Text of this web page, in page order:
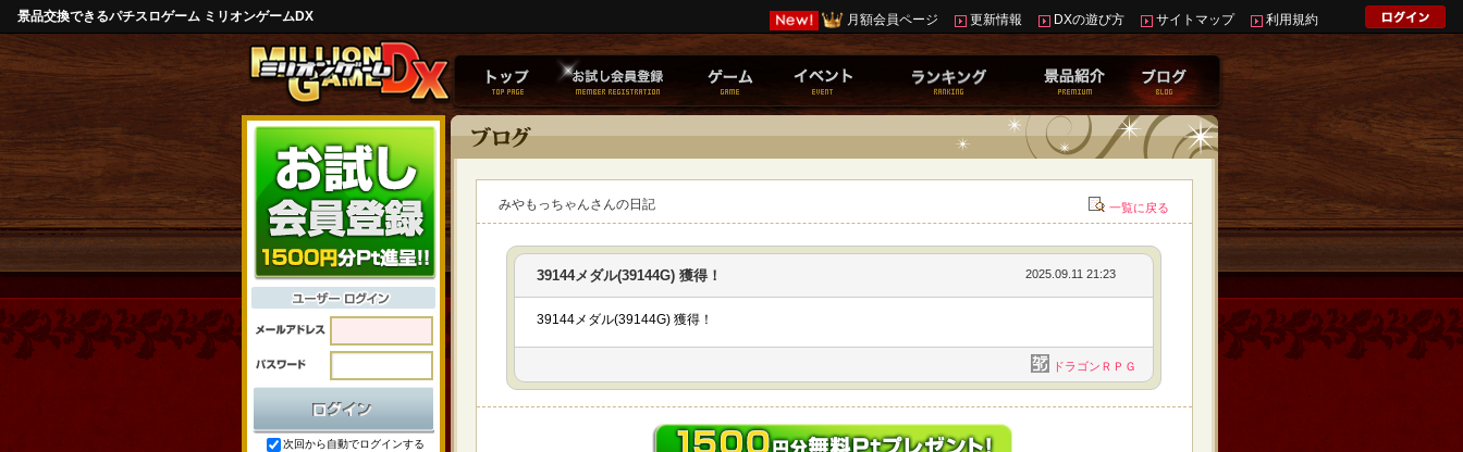
景品交換できるパチスロゲーム ミリオンゲームDX 月額会員ページ 更新情報 DXの遊び方 サイトマップ 利用規約
次回から自動でログインする
みやもっちゃんさんの日記 一覧に戻る
39144メダル(39144G) 獲得！ 2025.09.11 21:23
39144メダル(39144G) 獲得！
ドラゴンＲＰＧ